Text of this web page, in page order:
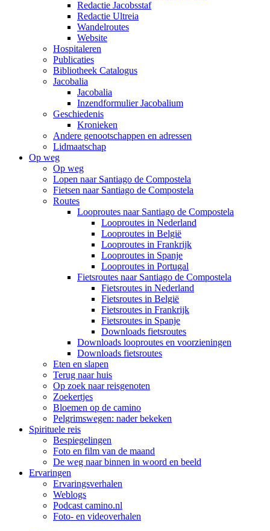
Redactie Jacobsstaf
Redactie Ultreia
Wandelroutes
Website
Hospitaleren
Publicaties
Bibliotheek Catalogus
Jacobalia
Jacobalia
Inzendformulier Jacobalium
Geschiedenis
Kronieken
Andere genootschappen en adressen
Lidmaatschap
Op weg
Op weg
Lopen naar Santiago de Compostela
Fietsen naar Santiago de Compostela
Routes
Looproutes naar Santiago de Compostela
Looproutes in Nederland
Looproutes in België
Looproutes in Frankrijk
Looproutes in Spanje
Looproutes in Portugal
Fietsroutes naar Santiago de Compostela
Fietsroutes in Nederland
Fietsroutes in België
Fietsroutes in Frankrijk
Fietsroutes in Spanje
Downloads fietsroutes
Downloads looproutes en voorzieningen
Downloads fietsroutes
Eten en slapen
Terug naar huis
Op zoek naar reisgenoten
Zoekertjes
Bloemen op de camino
Pelgrimswegen: nader bekeken
Spirituele reis
Bespiegelingen
Foto en film van de maand
De weg naar binnen in woord en beeld
Ervaringen
Ervaringsverhalen
Weblogs
Podcast camino.nl
Foto- en videoverhalen